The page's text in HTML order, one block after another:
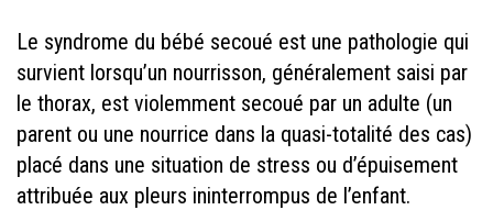
Le syndrome du bébé secoué est une pathologie qui
survient lorsqu’un nourrisson, généralement saisi par
le thorax, est violemment secoué par un adulte (un
parent ou une nourrice dans la quasi-totalité des cas)
placé dans une situation de stress ou d’épuisement
attribuée aux pleurs ininterrompus de l’enfant.